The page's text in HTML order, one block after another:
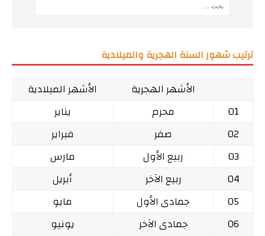
ترتيب شهور السنة الهجرية والميلادية
الأشهر الهجرية
الأشهر الميلادية
01
محرم
يناير
02
صفر
فبراير
03
ربيع الأول
مارس
04
ربيع الآخر
أبريل
05
جمادى الأول
مايو
06
جمادى الآخر
يونيو